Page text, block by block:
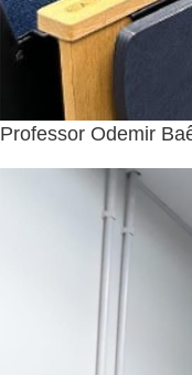
Professor Odemir